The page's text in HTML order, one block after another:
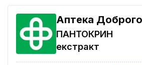
Аптека
ПАНТОКРИН
екстракт